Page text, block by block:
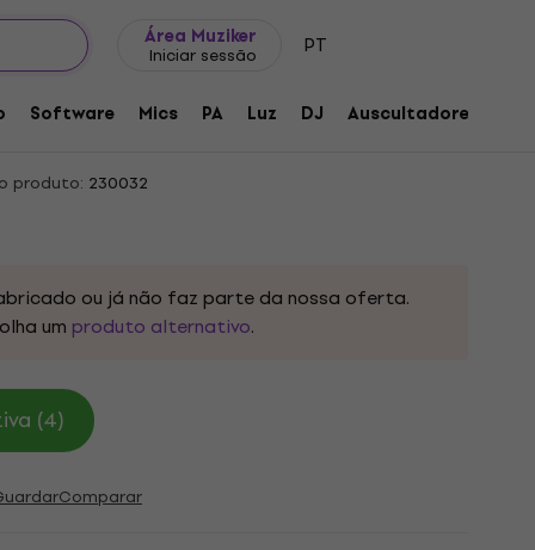
Área Muziker
Iniciar sessão PT
Software Mics PA Luz DJ Auscultadores
produto: 230032
ou já não faz parte da nossa oferta.
um produto alternativo.
(4)
Comparar